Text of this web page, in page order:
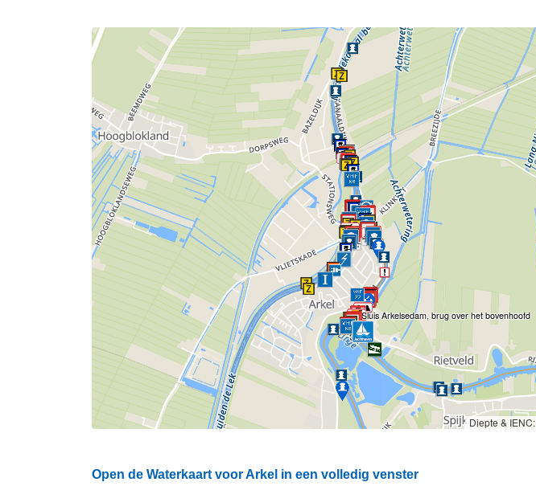
Sluis Arkelsedam, brug over het bovenhoofd
Diepte & IENC:
Open de Waterkaart voor Arkel in een volledig venster